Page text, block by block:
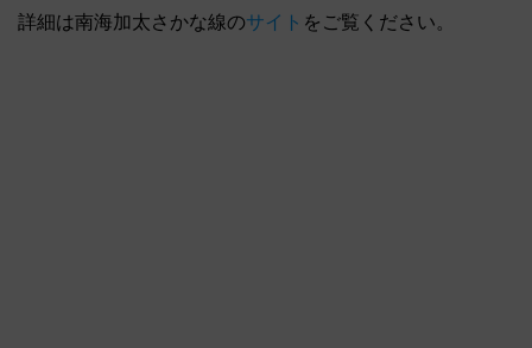
詳細は南海加太さかな線のサイト をご覧ください。